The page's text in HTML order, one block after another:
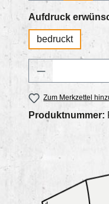
bedruckt
Produkt
Zum Merkzettel
Produktnummer: